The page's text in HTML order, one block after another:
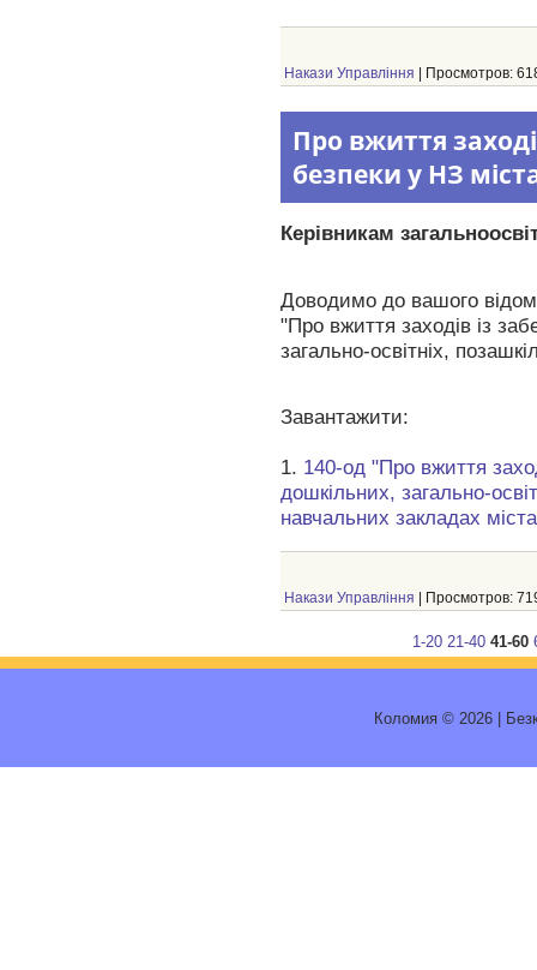
Накази Управління | Просмотров:
Про вжиття
безпеки у НЗ
Керівникам
Доводимо до вашого
"Про вжиття заходів із
загально-освітніх,
Завантажити:
1. 140-од "Про вжиття
дошкільних, загально-
навчальних закладах
Накази Управління | Просмотров:
1-20 21-40 41-60
Коломия © 2026 |